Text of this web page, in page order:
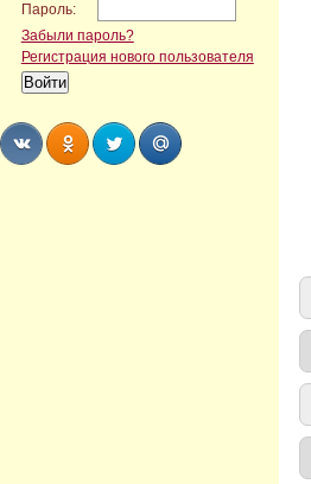
Пароль:
Забыли пароль?
Регистрация нового пользователя